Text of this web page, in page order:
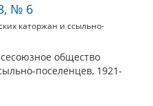
№ 6
каторжан и ссыльно-
общество
поселенцев, 1921-